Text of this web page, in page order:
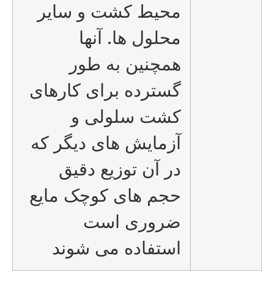
محیط کشت و سایر
محلول ها. آنها
همچنین به طور
گسترده برای کارهای
کشت سلولی و
آزمایش های دیگر که
در آن توزیع دقیق
حجم های کوچک مایع
ضروری است
استفاده می شوند